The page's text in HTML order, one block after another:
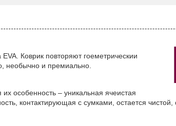
Коврик повторяют гоеметрическии
необычно и премиально.
особенность – уникальная ячеистая
контактирующая с сумками, остается чистой,